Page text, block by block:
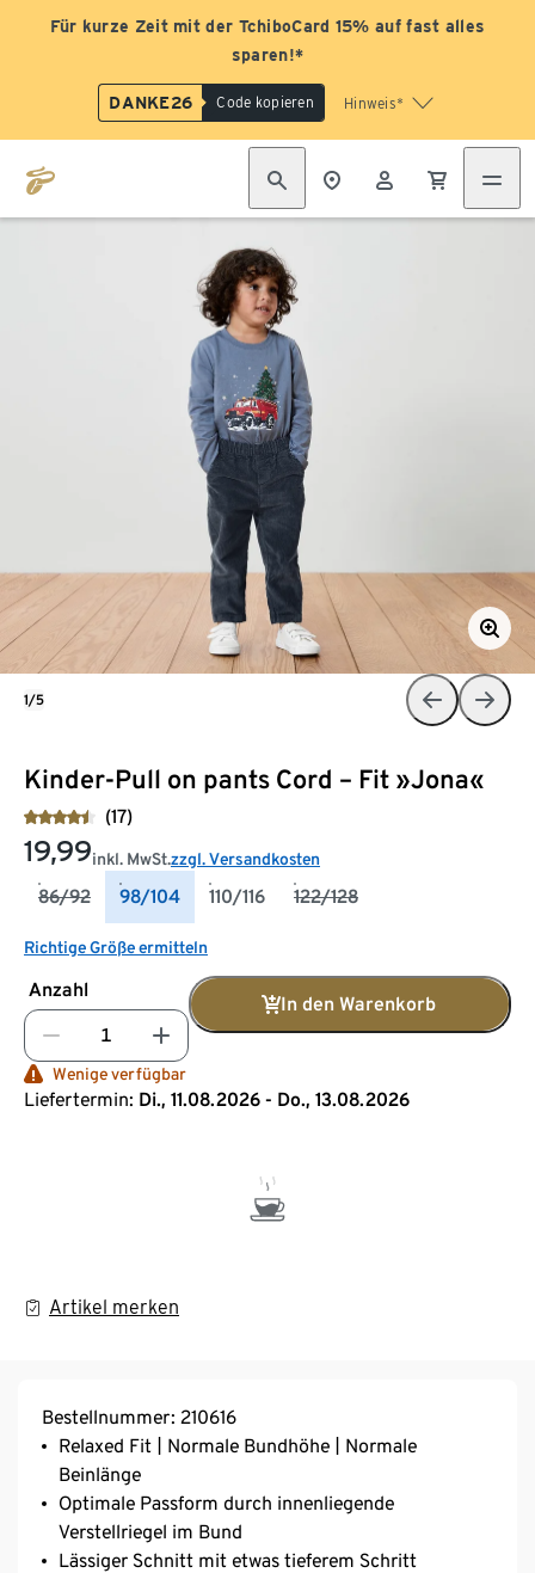
Für kurze Zeit mit der TchiboCard 15% auf fast alles
sparen!*
DANKE26 Code kopieren Hinweis*
Kinder-Pull on pants Cord – Fit »Jona«
(17)
19,99inkl. MwSt.zzgl. Versandkosten
86/92 98/104 110/116 122/128
Richtige Größe ermitteln
Anzahl
In den Warenkorb
Wenige verfügbar
Liefertermin: Di., 11.08.2026 - Do., 13.08.2026
Artikel merken
1/5
Bestellnummer: 210616
Relaxed Fit | Normale Bundhöhe | Normale
Beinlänge
Optimale Passform durch innenliegende
Verstellriegel im Bund
Lässiger Schnitt mit etwas tieferem Schritt